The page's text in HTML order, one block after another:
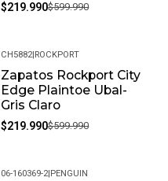
$219.990$599.990
-63%
CH5882| ROCKPORT
Zapatos Rockport City
Edge Plaintoe Ubal-
Gris Claro
$219.990$599.990
06-160369-2| PENGUIN